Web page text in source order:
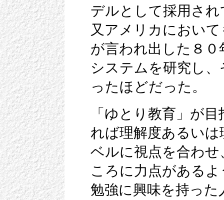
デルとして採用さ
又アメリカにおい
が言われ出した８０
システムを研究し
ったほどだった。
「ゆとり教育」が
れば理解度あるい
ベルに視点を合わ
ころに力点がある
勉強に興味を持っ